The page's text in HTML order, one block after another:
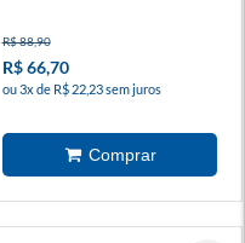
R$ 88,90
R$ 66,70
ou 3x de R$ 22,23 sem juros